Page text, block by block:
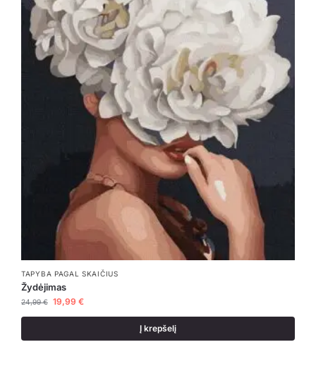
TAPYBA PAGAL SKAIČIUS
Žydėjimas
24,99€ 19,99 €
Į krepšelį